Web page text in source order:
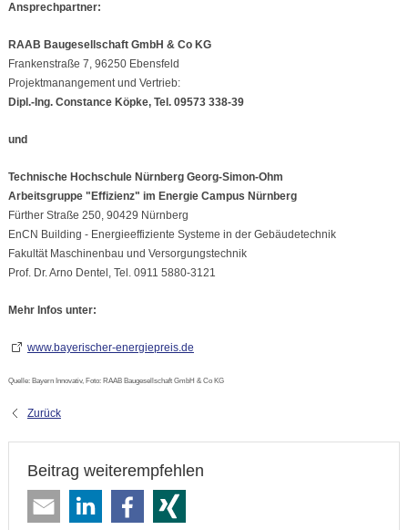
Ansprechpartner:
RAAB Baugesellschaft GmbH & Co KG
Frankenstraße 7, 96250 Ebensfeld
Projektmanangement und Vertrieb:
Dipl.-Ing. Constance Köpke, Tel. 09573 338-39
und
Technische Hochschule Nürnberg Georg-Simon-Ohm
Arbeitsgruppe "Effizienz" im Energie Campus Nürnberg
Fürther Straße 250, 90429 Nürnberg
EnCN Building - Energieeffiziente Systeme in der Gebäudetechnik
Fakultät Maschinenbau und Versorgungstechnik
Prof. Dr. Arno Dentel, Tel. 0911 5880-3121
Mehr Infos unter:
www.bayerischer-energiepreis.de
Quelle: Bayern Innovativ, Foto: RAAB Baugesellschaft GmbH & Co KG
Zurück
Beitrag weiterempfehlen